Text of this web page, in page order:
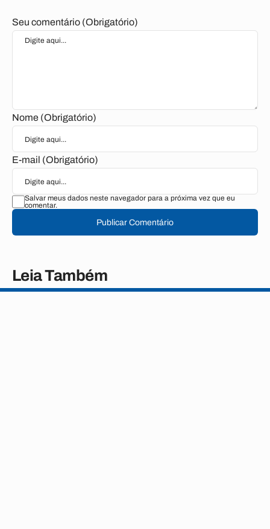
Seu comentário (Obrigatório)
Nome (Obrigatório)
E-mail (Obrigatório)
Salvar meus dados neste navegador para a próxima vez que eu
comentar.
Publicar Comentário
Leia Também